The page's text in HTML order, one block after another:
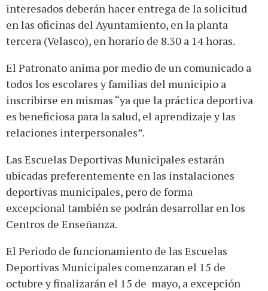
interesados deberán hacer entrega de la solicitud
en las oficinas del Ayuntamiento, en la planta
tercera (Velasco), en horario de 8.30 a 14 horas.
El Patronato anima por medio de un comunicado a
todos los escolares y familias del municipio a
inscribirse en mismas “ya que la práctica deportiva
es beneficiosa para la salud, el aprendizaje y las
relaciones interpersonales”.
Las Escuelas Deportivas Municipales estarán
ubicadas preferentemente en las instalaciones
deportivas municipales, pero de forma
excepcional también se podrán desarrollar en los
Centros de Enseñanza.
El Periodo de funcionamiento de las Escuelas
Deportivas Municipales comenzaran el 15 de
octubre y finalizarán el 15 de mayo, a excepción